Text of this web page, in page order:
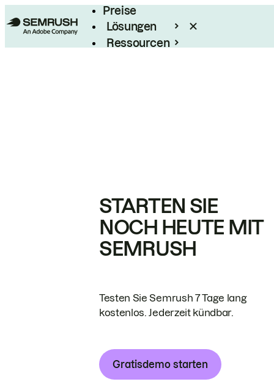
Preise
Lösungen
Ressourcen
STARTEN SIE
NOCH HEUTE MIT
SEMRUSH
Testen Sie Semrush 7 Tage lang
kostenlos. Jederzeit kündbar.
Gratisdemo starten